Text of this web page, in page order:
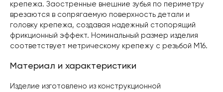
крепежа. Заостренные внешние зубья по периметру
врезаются в сопрягаемую поверхность детали и
головку крепежа, создавая надежный стопорящий
фрикционный эффект. Номинальный размер изделия
соответствует метрическому крепежу с резьбой M16.
Материал и характеристики
Изделие изготовлено из конструкционной